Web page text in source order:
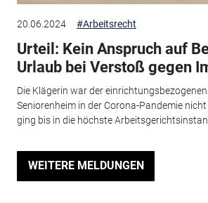
20.06.2024 #Arbeitsrecht
Urteil: Kein Anspruch auf
Urlaub bei Verstoß gegen
Die Klägerin war der
Seniorenheim in der Corona-Pandemie
ging bis in die höchste
WEITERE MELDUNGEN